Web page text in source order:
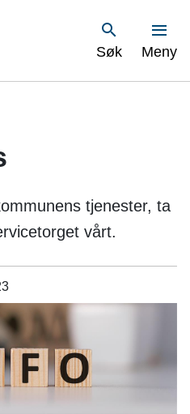
Søk Vis
Meny
tjenester, ta
vårt.